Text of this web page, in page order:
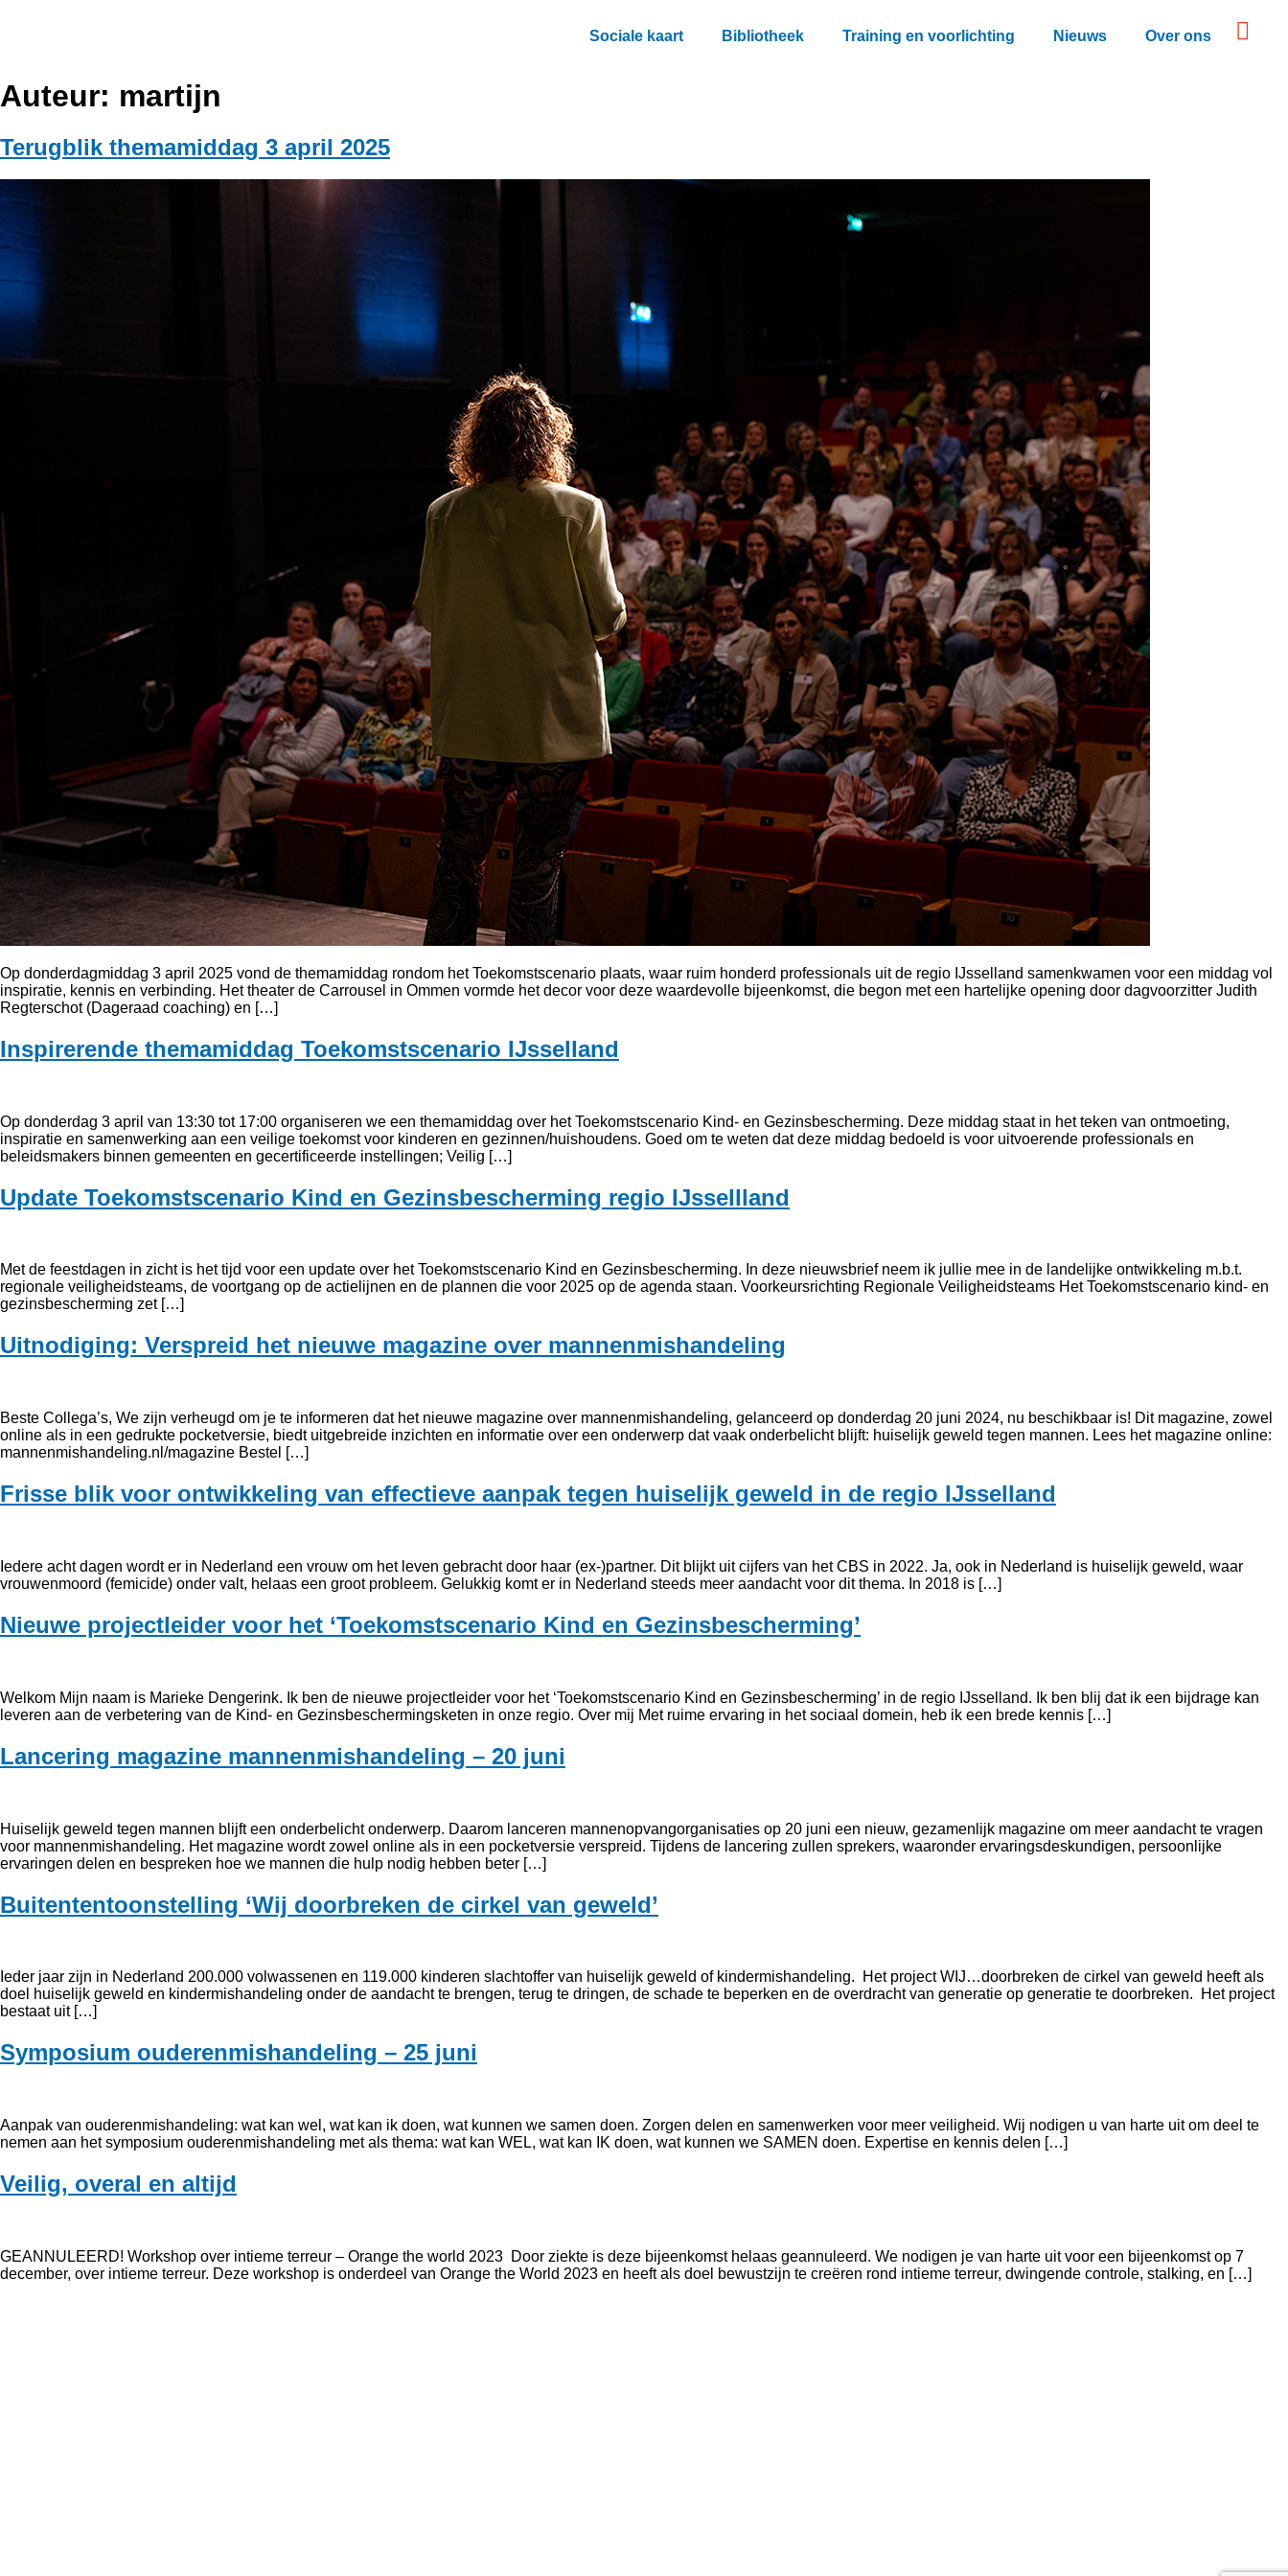
Sociale kaart Bibliotheek Training en voorlichting Nieuws Over ons
Auteur: martijn
Terugblik themamiddag 3 april 2025
Op donderdagmiddag 3 april 2025 vond de themamiddag rondom het Toekomstscenario plaats, waar ruim honderd professionals uit de regio IJsselland samenkwamen voor een middag vol
inspiratie, kennis en verbinding. Het theater de Carrousel in Ommen vormde het decor voor deze waardevolle bijeenkomst, die begon met een hartelijke opening door dagvoorzitter Judith
Regterschot (Dageraad coaching) en […]
Inspirerende themamiddag Toekomstscenario IJsselland
Op donderdag 3 april van 13:30 tot 17:00 organiseren we een themamiddag over het Toekomstscenario Kind- en Gezinsbescherming. Deze middag staat in het teken van ontmoeting,
inspiratie en samenwerking aan een veilige toekomst voor kinderen en gezinnen/huishoudens. Goed om te weten dat deze middag bedoeld is voor uitvoerende professionals en
beleidsmakers binnen gemeenten en gecertificeerde instellingen; Veilig […]
Update Toekomstscenario Kind en Gezinsbescherming regio IJssellland
Met de feestdagen in zicht is het tijd voor een update over het Toekomstscenario Kind en Gezinsbescherming. In deze nieuwsbrief neem ik jullie mee in de landelijke ontwikkeling m.b.t.
regionale veiligheidsteams, de voortgang op de actielijnen en de plannen die voor 2025 op de agenda staan. Voorkeursrichting Regionale Veiligheidsteams Het Toekomstscenario kind- en
gezinsbescherming zet […]
Uitnodiging: Verspreid het nieuwe magazine over mannenmishandeling
Beste Collega’s, We zijn verheugd om je te informeren dat het nieuwe magazine over mannenmishandeling, gelanceerd op donderdag 20 juni 2024, nu beschikbaar is! Dit magazine, zowel
online als in een gedrukte pocketversie, biedt uitgebreide inzichten en informatie over een onderwerp dat vaak onderbelicht blijft: huiselijk geweld tegen mannen. Lees het magazine online:
mannenmishandeling.nl/magazine Bestel […]
Frisse blik voor ontwikkeling van effectieve aanpak tegen huiselijk geweld in de regio IJsselland
Iedere acht dagen wordt er in Nederland een vrouw om het leven gebracht door haar (ex-)partner. Dit blijkt uit cijfers van het CBS in 2022. Ja, ook in Nederland is huiselijk geweld, waar
vrouwenmoord (femicide) onder valt, helaas een groot probleem. Gelukkig komt er in Nederland steeds meer aandacht voor dit thema. In 2018 is […]
Nieuwe projectleider voor het ‘Toekomstscenario Kind en Gezinsbescherming’
Welkom Mijn naam is Marieke Dengerink. Ik ben de nieuwe projectleider voor het ‘Toekomstscenario Kind en Gezinsbescherming’ in de regio IJsselland. Ik ben blij dat ik een bijdrage kan
leveren aan de verbetering van de Kind- en Gezinsbeschermingsketen in onze regio. Over mij Met ruime ervaring in het sociaal domein, heb ik een brede kennis […]
Lancering magazine mannenmishandeling – 20 juni
Huiselijk geweld tegen mannen blijft een onderbelicht onderwerp. Daarom lanceren mannenopvangorganisaties op 20 juni een nieuw, gezamenlijk magazine om meer aandacht te vragen
voor mannenmishandeling. Het magazine wordt zowel online als in een pocketversie verspreid. Tijdens de lancering zullen sprekers, waaronder ervaringsdeskundigen, persoonlijke
ervaringen delen en bespreken hoe we mannen die hulp nodig hebben beter […]
Buitententoonstelling ‘Wij doorbreken de cirkel van geweld’
Ieder jaar zijn in Nederland 200.000 volwassenen en 119.000 kinderen slachtoffer van huiselijk geweld of kindermishandeling. Het project WIJ…doorbreken de cirkel van geweld heeft als
doel huiselijk geweld en kindermishandeling onder de aandacht te brengen, terug te dringen, de schade te beperken en de overdracht van generatie op generatie te doorbreken. Het project
bestaat uit […]
Symposium ouderenmishandeling – 25 juni
Aanpak van ouderenmishandeling: wat kan wel, wat kan ik doen, wat kunnen we samen doen. Zorgen delen en samenwerken voor meer veiligheid. Wij nodigen u van harte uit om deel te
nemen aan het symposium ouderenmishandeling met als thema: wat kan WEL, wat kan IK doen, wat kunnen we SAMEN doen. Expertise en kennis delen […]
Veilig, overal en altijd
GEANNULEERD! Workshop over intieme terreur – Orange the world 2023 Door ziekte is deze bijeenkomst helaas geannuleerd. We nodigen je van harte uit voor een bijeenkomst op 7
december, over intieme terreur. Deze workshop is onderdeel van Orange the World 2023 en heeft als doel bewustzijn te creëren rond intieme terreur, dwingende controle, stalking, en […]